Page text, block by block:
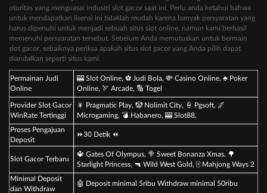
otoritas yang menguasai industri slot gacor saat ini. Perlu anda ketahui bahwa
untuk mendapatkan lisensi ini tidaklah mudah karena banyak persyaratan yang
harus dipenuhi untuk menjadi sebuah situs slot online, namun kami berhasil
memenuhi persyaratan tersebut. Sebelum Anda memutuskan untuk bermain
slot gacor, sebaiknya periksa apakah situs slot gacor yang Anda pilih dapat
diandalkan seperti situs kami.
Permainan Judi
Online
🎰 Slot Online, ⚽ Judi Bola, 💸 Casino Online, ♣ Poker
Online, 🏹 Arcade, 🔢 Togel
Provider Slot Gacor
WinRate Tertinggi
🎇 Pragmatic Play, 🤡 Nolimit City, 🍦 Pgsoft, 🌌
Microgaming, 💣 Habanero, 🎰 Slot88,
Proses Pengajuan
Deposit
⏩30 Detik ⏪
Slot Gacor Terbaru
🔱 Gates Of Olympus, 🍭 Sweet Bonanza Xmas, 🌳
Starlight Princess, 🔫 Wild West Gold, 🀄️ Mahjong Ways 2
Minimal Deposit
dan Withdraw
🤖 Deposit minimal 5ribu Withdraw minimal 50ribu